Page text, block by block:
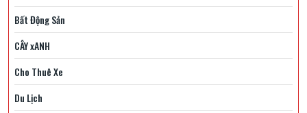
Bất Động Sản
CÂY xANH
Cho Thuê Xe
Du Lịch